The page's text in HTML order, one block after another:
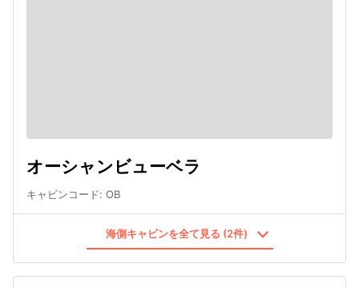
オーシャンビューベラ
キャビンコード: OB
海側キャビンを全て見る (2件)